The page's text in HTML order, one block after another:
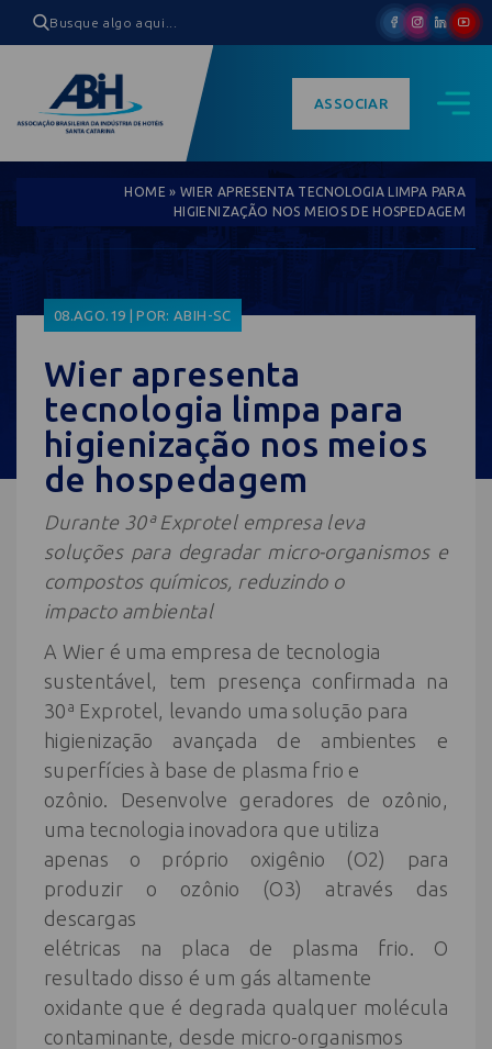
ASSOCIAR
HOME »WIER APRESENTA TECNOLOGIA LIMPA PARA
HIGIENIZAÇÃO NOS MEIOS DE HOSPEDAGEM
08.AGO.19 | POR: ABIH-SC
Wier apresenta
tecnologia limpa para
higienização nos meios
de hospedagem
Durante 30ª Exprotel empresa leva
soluções para degradar micro-organismos e
compostos químicos, reduzindo o
impacto ambiental
A Wier é uma empresa de tecnologia
sustentável, tem presença confirmada na
30ª Exprotel, levando uma solução para
higienização avançada de ambientes e
superfícies à base de plasma frio e
ozônio. Desenvolve geradores de ozônio,
uma tecnologia inovadora que utiliza
apenas o próprio oxigênio (O2) para
produzir o ozônio (O3) através das
descargas
elétricas na placa de plasma frio. O
resultado disso é um gás altamente
oxidante que é degrada qualquer molécula
contaminante, desde micro-organismos